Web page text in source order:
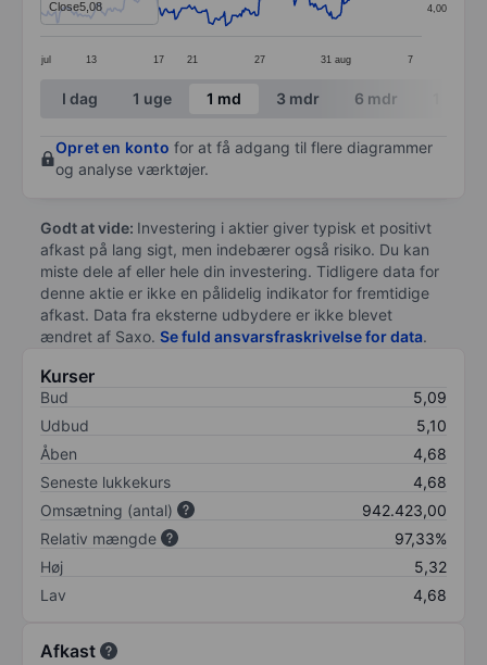
jul 13 17 21 27 31 aug 7
4,00
Close5,08
End of interactive chart.
I dag 1 uge 1 md 3 mdr 6 mdr
Opret en konto for at få adgang til flere diagrammer
og analyse værktøjer.
Godt at vide: Investering i aktier giver typisk et positivt
afkast på lang sigt, men indebærer også risiko. Du kan
miste dele af eller hele din investering. Tidligere data for
denne aktie er ikke en pålidelig indikator for fremtidige
afkast. Data fra eksterne udbydere er ikke blevet
ændret af Saxo. Se fuld ansvarsfraskrivelse for data.
Kurser
Bud
5,09
Udbud
5,10
Åben
4,68
Seneste lukkekurs
4,68
Omsætning (antal)
942.423,00
Relativ mængde
97,33%
Høj
5,32
Lav
4,68
Afkast